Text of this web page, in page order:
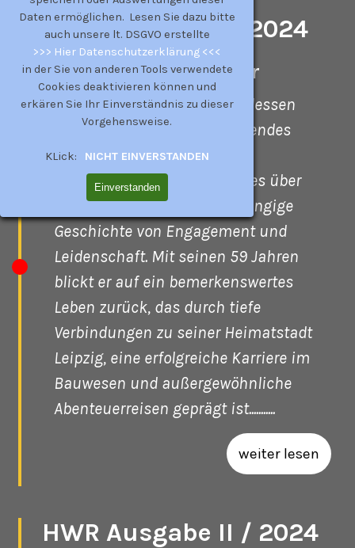
Daten ermöglichen. Lesen Sie dazu bitte
auch unsere lt. DSGVO erstellte
>>> Hier Datenschutzerklärung <<<
in der Sie von anderen Tools verwendete
Cookies deaktivieren können und
erkären Sie Ihr Einverständnis zu dieser
Vorgehensweise.
KLick: NICHT EINVERSTANDEN
Einverstanden
Porträt Frank Gruner
Frank Gruner ist ein Mann, dessen
Leben sich wie ein faszinierendes
Buch liest – ein Kapitel über
Handwerkskunst, ein weiteres über
Abenteuer und eine durchgängige
Geschichte von Engagement und
Leidenschaft. Mit seinen 59 Jahren
blickt er auf ein bemerkenswertes
Leben zurück, das durch tiefe
Verbindungen zu seiner Heimatstadt
Leipzig, eine erfolgreiche Karriere im
Bauwesen und außergewöhnliche
Abenteuerreisen geprägt ist...........
weiter lesen
HWR Ausgabe III 2024
HWR Ausgabe II / 2024